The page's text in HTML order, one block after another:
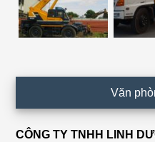
Văn
CÔNG TY TNHH LINH